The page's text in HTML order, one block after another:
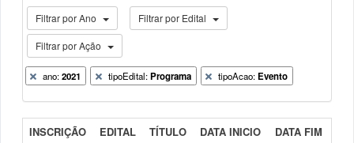
Filtrar por Ano Filtrar por Edital
Filtrar por Ação
ano:2021 tipoEdital:Programa tipoAcao: Evento
INSCRIÇÃO EDITAL TÍTULO DATA INICIO DATA FIM